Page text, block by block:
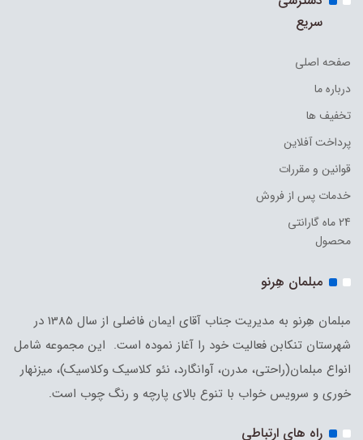
سریع
صفحه اصلی
درباره ما
تخفیف ها
پرداخت آفلاین
قوانین و مقررات
خدمات پس از فروش
24 ماه گارانتی
محصول
مبلمان هِرنو
مبلمان هِرنو به مدیریت جناب آقای ایمان فاضلی از سال 1385 در
شهرستان تنکابن فعالیت خود را آغاز نموده است. این مجموعه شامل
انواع مبلمان(راحتی، مدرن، آوانگارد، نئو کلاسیک وکلاسیک)، میزنهار
خوری و سرویس خواب با تنوع بالای پارچه و رنگ چوب است.
راه های ارتباطی